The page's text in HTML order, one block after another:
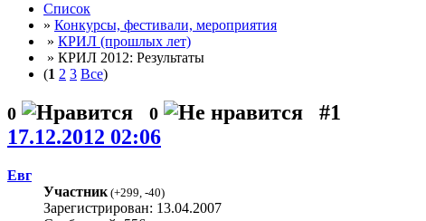
Список
» Конкурсы, фестивали, мероприятия
» КРИЛ (прошлых лет)
» КРИЛ 2012: Результаты
(1 2 3 Все)
0 0
#1
17.12.2012 02:06
Евг
Участник (+299 -40)
Зарегистрирован: 13.04.2007